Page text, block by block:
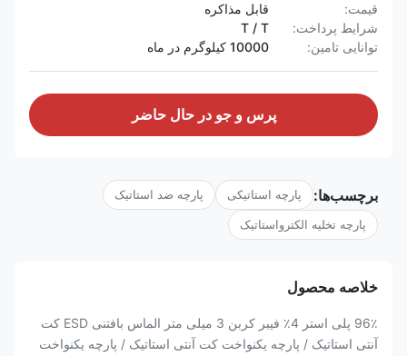
قیمت:
قابل مذاکره
شرایط پرداخت:
T / T
توانایی تامین:
10000 کیلوگرم در ماه
پرس و جو در حال حاضر
برچسب‌ها: پارچه استاتیکی پارچه ضد استاتیک
پارچه تخلیه الکترواستاتیک
خلاصه محصول
96٪ پلی استر 4٪ فیبر کربن 3 میلی متر الماس بافتنی ESD کت
آنتی استاتیک / پارچه یکنواخت کت آنتی استاتیک / پارچه یکنواخت